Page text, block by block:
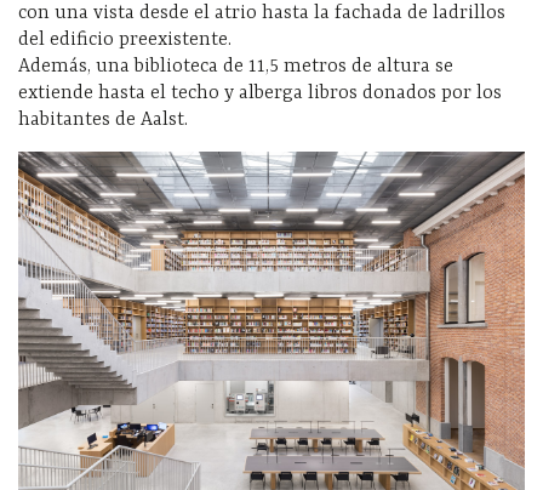
con una vista desde el atrio hasta la fachada de ladrillos
del edificio preexistente.
Además, una biblioteca de 11,5 metros de altura se
extiende hasta el techo y alberga libros donados por los
habitantes de Aalst.